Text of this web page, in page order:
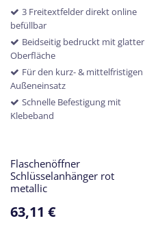
3 Freitextfelder direkt online
befüllbar
Beidseitig bedruckt mit glatter
Oberfläche
Für den kurz- & mittelfristigen
Außeneinsatz
Schnelle Befestigung mit
Klebeband
Flaschenöffner
Schlüsselanhänger rot
metallic
63,11 €